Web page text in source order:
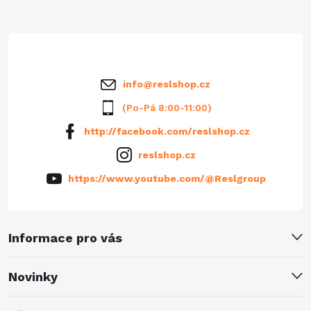
Informace pro vás
Novinky
info@reslshop.cz
(Po-Pá 8:00-11:00)
http://facebook.com/reslshop.cz
reslshop.cz
https://www.youtube.com/@Reslgroup